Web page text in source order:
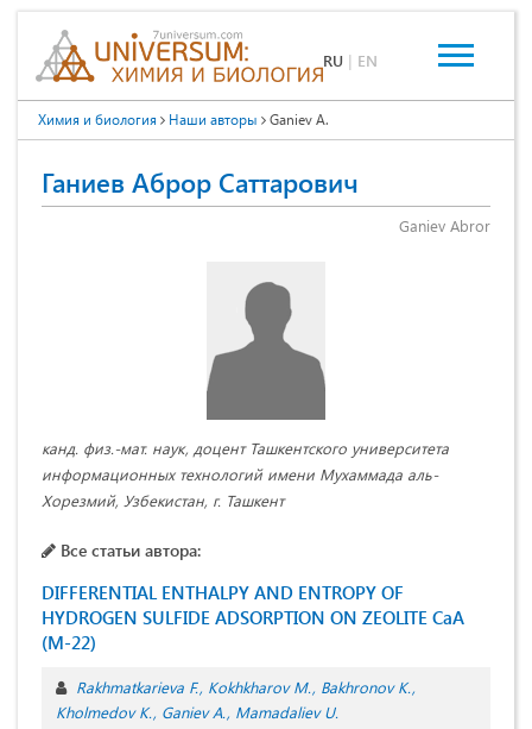
RU | EN
Химия и биология Наши авторы Ganiev A.
Ганиев Аброр Саттарович
Ganiev Abror
канд. физ.-мат. наук, доцент Ташкентского университета
информационных технологий имени Мухаммада аль-
Хорезмий, Узбекистан, г. Ташкент
Все статьи автора:
DIFFERENTIAL ENTHALPY AND ENTROPY OF
HYDROGEN SULFIDE ADSORPTION ON ZEOLITE CaA
(M-22)
Rakhmatkarieva F. Kokhkharov M. Bаkhrоnоv K.
Kholmedov K. Ganiev A. Mamadaliev U.